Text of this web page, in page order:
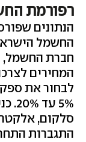
רפורמת
הנתונים
החשמל
חברת החשמל,
המחירים
לבחור את
5%
סלקום,
התגברות